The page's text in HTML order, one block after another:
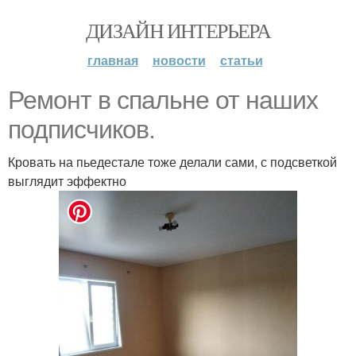
ДИЗАЙН ИНТЕРЬЕРА
главная новости статьи
Ремонт в спальне от наших
подписчиков.
Кровать на пьедестале тоже делали сами, с подсветкой
выглядит эффектно